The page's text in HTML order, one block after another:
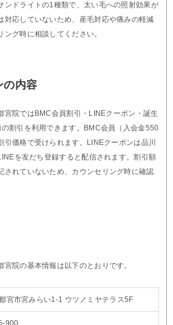
ンドライトの1種類で、太い毛への照射効果が
対応していないため、産毛対応や痛みの軽減
グ時に相談してください。
の内容
宮院ではBMC会員割引・LINEクーポン・誕生
割引を利用できます。BMC会員（入会金550
引価格で受けられます。LINEクーポンは品川
を友だち登録すると配信されます。割引額
されていないため、カウンセリング時に確認
院の基本情報は以下のとおりです。
宮市宮みらい1-1 ウツノミヤテラス5F